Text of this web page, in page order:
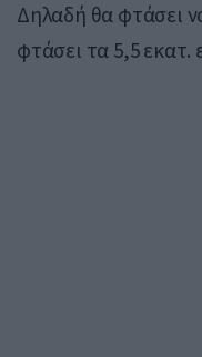
Δηλαδή θα φτάσει
φτάσει τα 5,5 εκατ.